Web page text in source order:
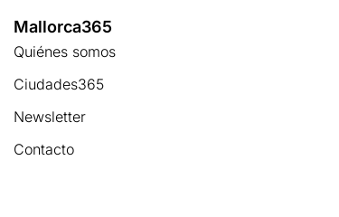
Mallorca365
Quiénes somos
Ciudades365
Newsletter
Contacto